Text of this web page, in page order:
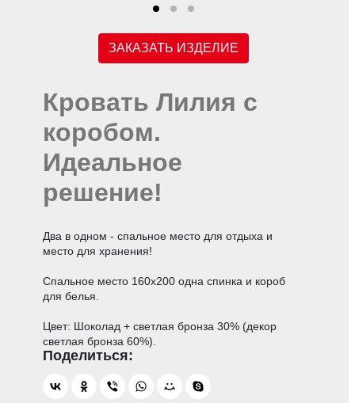
ЗАКАЗАТЬ ИЗДЕЛИЕ
Кровать Лилия с
коробом.
Идеальное
решение!
Два в одном - спальное место для отдыха и
место для хранения!
Спальное место 160х200 одна спинка и короб
для белья.
Цвет: Шоколад + светлая бронза 30% (декор
светлая бронза 60%).